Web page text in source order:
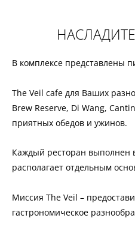
В комплексе представлены
The Veil cafe для Ваших
Brew Reserve, Di Wang,
приятных обедов и ужинов.
Каждый ресторан выполнен
располагает отдельным
Миссия The Veil –
гастрономическое